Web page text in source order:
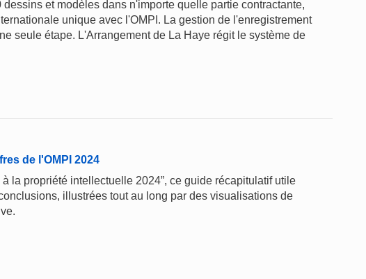
et modèles dans n'importe quelle partie contractante,
unique avec l'OMPI. La gestion de l'enregistrement
seule étape. L'Arrangement de La Haye régit le système de
de l'OMPI 2024
la propriété intellectuelle 2024”, ce guide récapitulatif utile
illustrées tout au long par des visualisations de